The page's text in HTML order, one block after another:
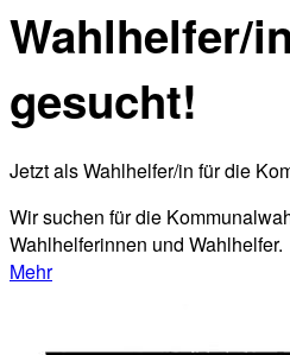
Wahlhelfer/
gesucht!
Jetzt als Wahlhelfer/in für die
Wir suchen für die
Wahlhelferinnen und Wahlhelfer.
Mehr